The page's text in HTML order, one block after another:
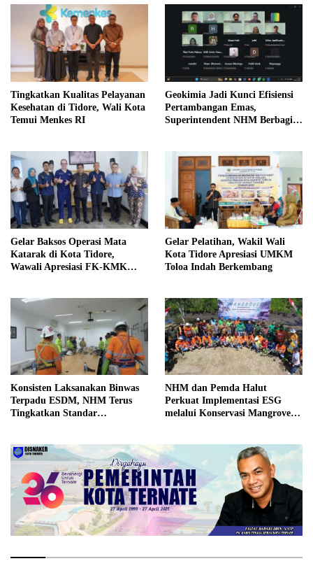
Tingkatkan Kualitas Pelayanan
Kesehatan di Tidore, Wali Kota
Temui Menkes RI
Geokimia Jadi Kunci Efisiensi
Pertambangan Emas,
Superintendent NHM Berbagi
Gelar Baksos Operasi Mata
Katarak di Kota Tidore,
Wawali Apresiasi FK-KMK
Gelar Pelatihan, Wakil Wali
Kota Tidore Apresiasi UMKM
Toloa Indah Berkembang
Konsisten Laksanakan Binwas
Terpadu ESDM, NHM Terus
Tingkatkan Standar
NHM dan Pemda Halut
Perkuat Implementasi ESG
melalui Konservasi Mangrove